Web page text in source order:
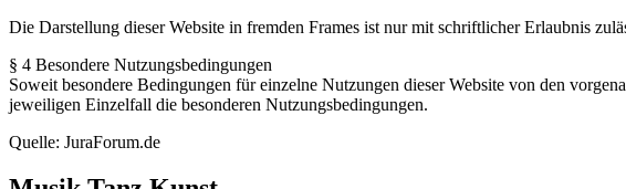
Die Darstellung dieser Website in fremden Frames ist nur mit schriftlicher Erlaubnis
§ 4 Besondere Nutzungsbedingungen
Soweit besondere Bedingungen für einzelne Nutzungen dieser Website von den
jeweiligen Einzelfall die besonderen Nutzungsbedingungen.
Quelle: JuraForum.de